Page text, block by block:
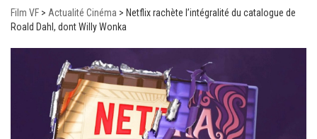
Film VF > Actualité Cinéma > Netflix rachète l’intégralité du catalogue de
Roald Dahl, dont Willy Wonka